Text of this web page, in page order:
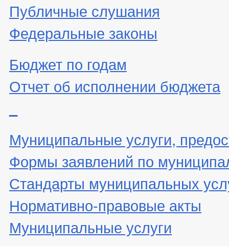
Публичные слушания
Федеральные законы
Бюджет по годам
Отчет об исполнении бюджета
Муниципальные услуги,
Формы заявлений по
Стандарты муниципальных
Нормативно-правовые акты
Муниципальные услуги